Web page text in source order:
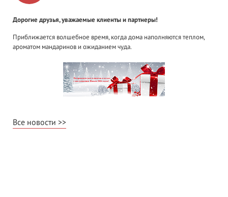
Дорогие друзья, уважаемые клиенты и партнеры!
Приближается волшебное время, когда дома наполняются теплом,
ароматом мандаринов и ожиданием чуда.
Все новости